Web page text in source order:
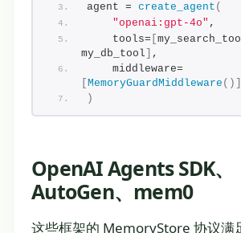
agent = create_agent (
"openai:gpt-4o" ,
    tools=
my_db_tool
,
    middleware=
MemoryGuardMiddleware ()]
)
OpenAI Agents SDK、
AutoGen、mem0
这些框架的 MemoryStore 协议满